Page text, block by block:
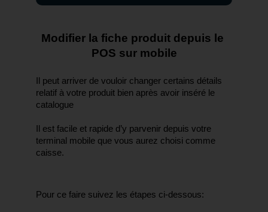
Modifier la fiche produit depuis le
POS sur mobile
Il peut arriver de vouloir changer certains détails
relatif à votre produit bien après avoir inséré le
catalogue
Il est facile et rapide d’y parvenir depuis votre
terminal mobile que vous aurez choisi comme
caisse.
Pour ce faire suivez les étapes ci-dessous: